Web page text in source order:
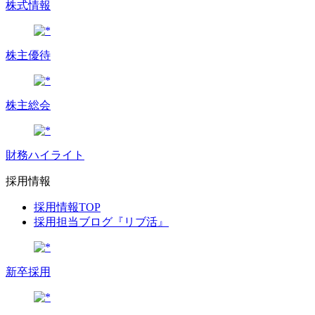
株式情報
株主優待
株主総会
財務ハイライト
採用情報
採用情報TOP
採用担当ブログ『リブ活』
新卒採用